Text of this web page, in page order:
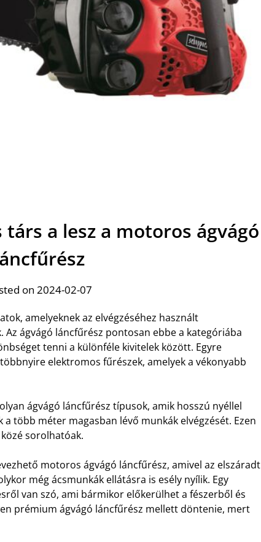
a lesz a motoros ágvágó
on 2024-02-07
amelyeknek az elvégzéséhez használt
ágvágó láncfűrész pontosan ebbe a kategóriába
tenni a különféle kivitelek között. Egyre
elektromos fűrészek, amelyek a vékonyabb
ágvágó láncfűrész típusok, amik hosszú nyéllel
több méter magasban lévő munkák elvégzését. Ezen
sorolhatóak.
motoros ágvágó láncfűrész, amivel az elszáradt
még ácsmunkák ellátásra is esély nyílik. Egy
van szó, ami bármikor előkerülhet a fészerből és
prémium ágvágó láncfűrész mellett döntenie, mert